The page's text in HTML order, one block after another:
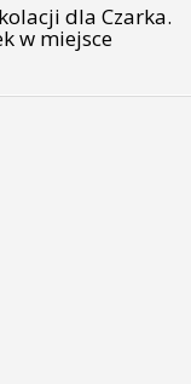
dla Czarka.
w miejsce